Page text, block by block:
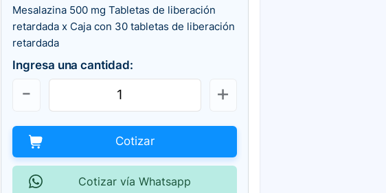
Mesalazina 500 mg Tabletas de liberación
retardada x Caja con 30 tabletas de liberación
retardada
Ingresa una cantidad:
Cotizar
Cotizar vía Whatsapp